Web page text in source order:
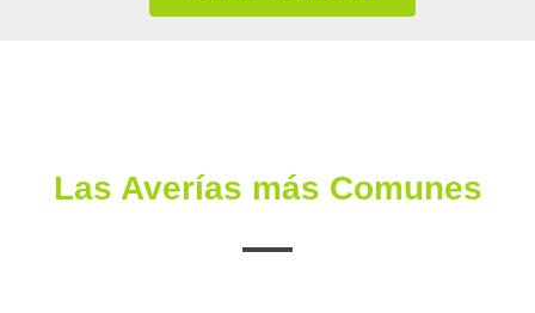
Las Averías más Comunes